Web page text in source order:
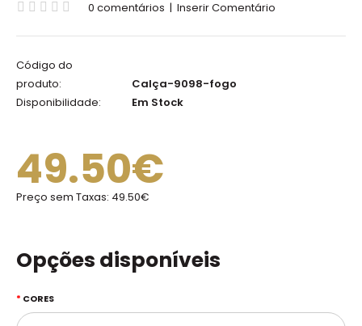
0 comentários | Inserir Comentário
Código do
produto:
Calça-9098-fogo
Disponibilidade:
Em Stock
49.50€
Preço sem Taxas: 49.50€
Opções disponíveis
CORES